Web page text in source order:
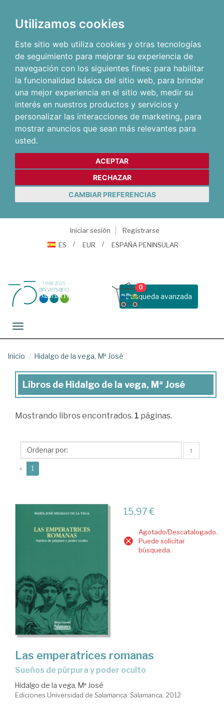
Utilizamos cookies
Este sitio web utiliza cookies y otras tecnologías
de seguimiento para mejorar su experiencia de
navegación con los siguientes fines: para habilitar
la funcionalidad básica del sitio web, para brindar
una mejor experiencia en el sitio web, medir su
interés en nuestros productos y servicios y
personalizar las interacciones de marketing, para
mostrar anuncios que sean más relevantes para
usted.
ACEPTAR
RECHAZAR
CAMBIAR PREFERENCIAS
Iniciar sesión
Registrarse
ES
EUR ESPAÑA PENINSULAR
Busqueda avanzada
0
Toggle navigation
Inicio Hidalgo de la vega, Mª José
Libros
Hidalgo
vega,
Libros de Hidalgo de la vega, Mª José
Mostrando libros encontrados. 1 páginas.
↑
« 1
15,97 €
Agotado/Descatalogado.
Puede solicitar
búsqueda.
Las emperatrices romanas
sueños de púrpura y poder oculto
Hidalgo de la vega, Mª José
Ediciones Universidad de Salamanca. Salamanca, 2012